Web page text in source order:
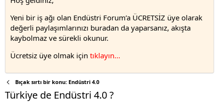
Yeni bir iş ağı olan Endüstri Forum’a ÜCRETSİZ üye olarak
değerli paylaşımlarınızı buradan da yaparsanız, akışta
kaybolmaz ve sürekli okunur.
Ücretsiz üye olmak için tıklayın...
Bıçak sırtı bir konu: Endüstri 4.0
Türkiye de Endüstri 4.0 ?